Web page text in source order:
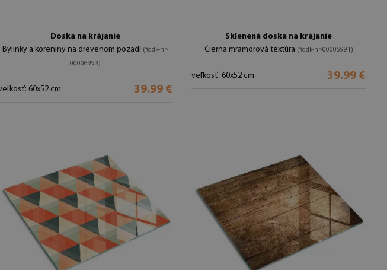
Doska na krájanie
Bylinky a koreniny na drevenom pozadí (#ddk-nr-
00006993)
60x52 cm 39.99 €
Sklenená doska na krájanie
Čierna mramorová textúra (#ddk-nr-00005991)
veľkosť: 60x52 cm 39.99 €